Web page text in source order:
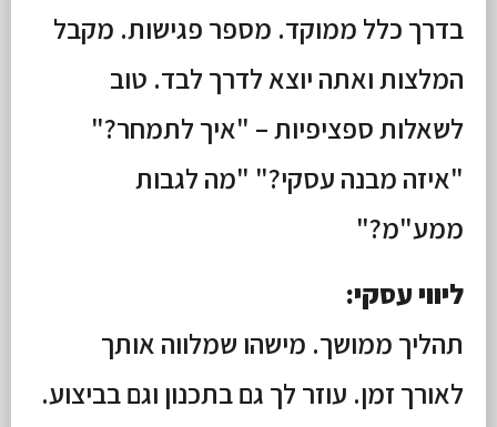
בדרך כלל ממוקד. מספר פגישות. מקבל
המלצות ואתה יוצא לדרך לבד. טוב
לשאלות ספציפיות – "איך לתמחר?"
"איזה מבנה עסקי?" "מה לגבות
ממע"מ?"
ליווי עסקי:
תהליך ממושך. מישהו שמלווה אותך
לאורך זמן. עוזר לך גם בתכנון וגם בביצוע.